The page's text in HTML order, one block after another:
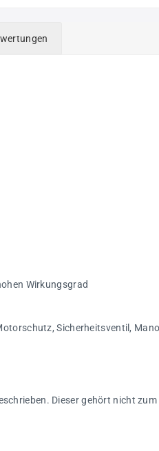
Wirkungsgrad
Sicherheitsventil,
Dieser gehört nicht